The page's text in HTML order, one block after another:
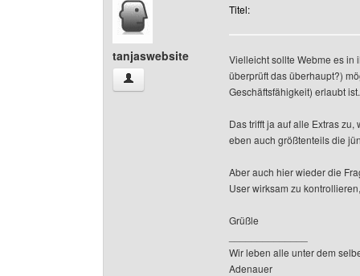
tanjaswebsite
tanjaswebsite Benutzer-Profile anzeigen
Titel:
Vielleicht sollte Webme es in
überprüft das überhaupt?)
Geschäftsfähigkeit) erlaubt ist.
Das trifft ja auf alle Extras
eben auch größtenteils die
Aber auch hier wieder die
User wirksam zu
Grüßle
Wir leben alle unter dem
Adenauer